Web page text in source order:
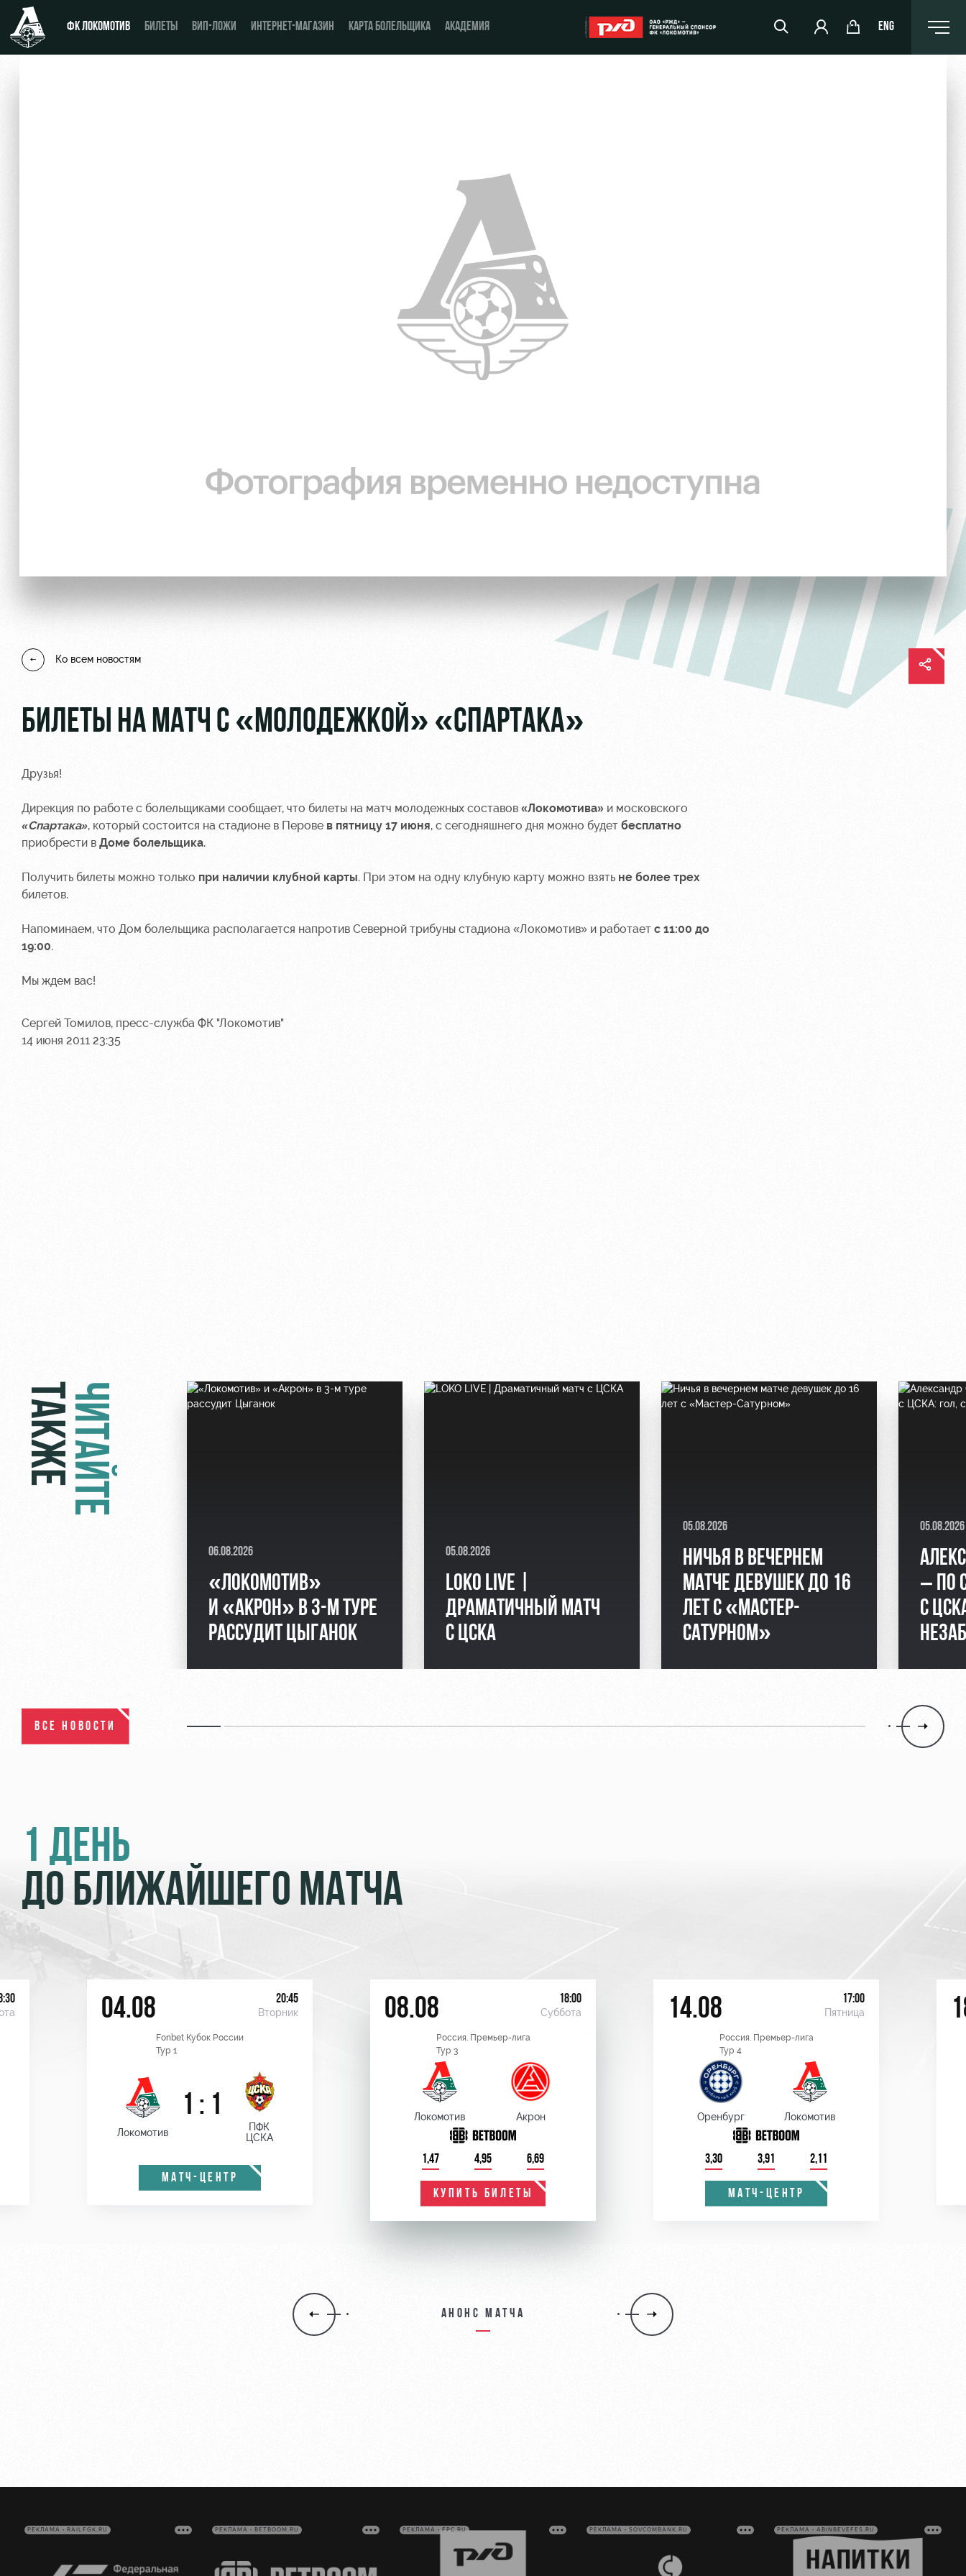
ФК ЛОКОМОТИВ БИЛЕТЫ ВИП-ЛОЖИ ИНТЕРНЕТ-МАГАЗИН КАРТА БОЛЕЛЬЩИКА АКАДЕМИЯ ENG
Антидопинг
Заставки
Ко всем новостям
БИЛЕТЫ НА МАТЧ С «МОЛОДЕЖКОЙ» «СПАРТАКА»
Друзья!
Дирекция по работе с болельщиками сообщает, что билеты на матч молодежных составов «Локомотива» и московского
«Спартака», который состоится на стадионе в Перове в пятницу 17 июня, с сегодняшнего дня можно будет бесплатно
приобрести в Доме болельщика.
Получить билеты можно только при наличии клубной карты. При этом на одну клубную карту можно взять не более трех
билетов.
Напоминаем, что Дом болельщика располагается напротив Северной трибуны стадиона «Локомотив» и работает с 11:00 до
19:00.
Мы ждем вас!
Сергей Томилов, пресс-служба ФК "Локомотив"
14 июня 2011 23:35
ЧИТАЙТЕ
ТАКЖЕ
06.08.2026
«ЛОКОМОТИВ»
И «АКРОН» В 3-М ТУРЕ
РАССУДИТ ЦЫГАНОК
05.08.2026
LOKO LIVE |
ДРАМАТИЧНЫЙ МАТЧ
С ЦСКА
05.08.2026
НИЧЬЯ В ВЕЧЕРНЕМ
МАТЧЕ ДЕВУШЕК ДО 16
ЛЕТ С «МАСТЕР-
САТУРНОМ»
05.08.2026
– ПО
С
ВСЕ НОВОСТИ
1 ДЕНЬ
ДО БЛИЖАЙШЕГО МАТЧА
04.08 20:45
Вторник
Fonbet Кубок России
Тур 1
Локомотив
1 : 1
ПФК
ЦСКА
МАТЧ-ЦЕНТР
08.08 18:00
Суббота
Россия. Премьер-лига
Тур 3
Локомотив Акрон
1,47 4,95 6,69
КУПИТЬ БИЛЕТЫ
14.08 17:00
Пятница
Россия. Премьер-лига
Тур 4
Оренбург Локомотив
3,30 3,91 2,11
МАТЧ-ЦЕНТР
Анонс матча
РЕКЛАМА • RAILFGK.RU РЕКЛАМА • BETBOOM.RU РЕКЛАМА • FPC.RU РЕКЛАМА • SOVCOMBANK.RU РЕКЛАМА • ABINBEVEFES.RU